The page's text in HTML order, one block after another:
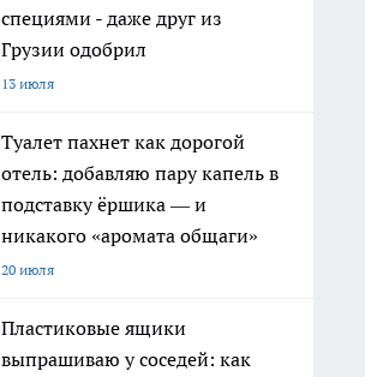
специями - даже друг из
Грузии одобрил
13 июля
Туалет пахнет как дорогой
отель: добавляю пару капель в
подставку ёршика — и
никакого «аромата общаги»
20 июля
Пластиковые ящики
выпрашиваю у соседей: как